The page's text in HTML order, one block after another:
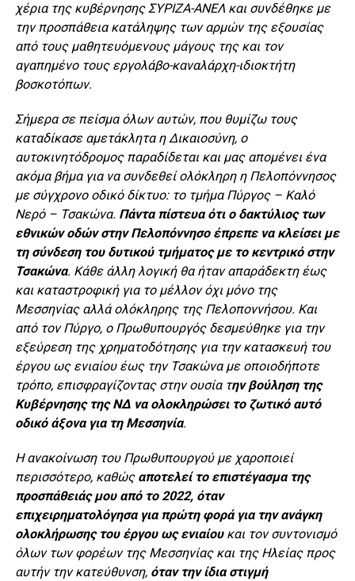
χέρια της κυβέρνησης ΣΥΡΙΖΑ-ΑΝΕΛ και συνδέθηκε με
την προσπάθεια κατάληψης των αρμών της εξουσίας
από τους μαθητευόμενους μάγους της και τον
αγαπημένο τους εργολάβο-καναλάρχη-ιδιοκτήτη
βοσκοτόπων.
Σήμερα σε πείσμα όλων αυτών, που θυμίζω τους
καταδίκασε αμετάκλητα η Δικαιοσύνη, ο
αυτοκινητόδρομος παραδίδεται και μας απομένει ένα
ακόμα βήμα για να συνδεθεί ολόκληρη η Πελοπόννησος
με σύγχρονο οδικό δίκτυο: το τμήμα Πύργος – Καλό
Νερό – Τσακώνα. Πάντα πίστευα ότι ο δακτύλιος των
εθνικών οδών στην Πελοπόννησο έπρεπε να κλείσει με
τη σύνδεση του δυτικού τμήματος με το κεντρικό στην
Τσακώνα. Κάθε άλλη λογική θα ήταν απαράδεκτη έως
και καταστροφική για το μέλλον όχι μόνο της
Μεσσηνίας αλλά ολόκληρης της Πελοποννήσου. Και
από τον Πύργο, ο Πρωθυπουργός δεσμεύθηκε για την
εξεύρεση της χρηματοδότησης για την κατασκευή του
έργου ως ενιαίου έως την Τσακώνα με οποιοδήποτε
τρόπο, επισφραγίζοντας στην ουσία την βούληση της
Κυβέρνησης της ΝΔ να ολοκληρώσει το ζωτικό αυτό
οδικό άξονα για τη Μεσσηνία.
Η ανακοίνωση του Πρωθυπουργού με χαροποιεί
περισσότερο, καθώς αποτελεί το επιστέγασμα της
προσπάθειάς μου από το 2022, όταν
επιχειρηματολόγησα για πρώτη φορά για την ανάγκη
ολοκλήρωσης του έργου ως ενιαίουκαι τον συντονισμό
όλων των φορέων της Μεσσηνίας και της Ηλείας προς
αυτήν την κατεύθυνση, όταν την ίδια στιγμή